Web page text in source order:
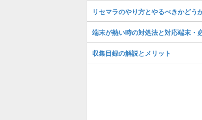
リセマラのやり方とやるべきかどう
端末が熱い時の対処法と対応端末・
収集目録の解説とメリット